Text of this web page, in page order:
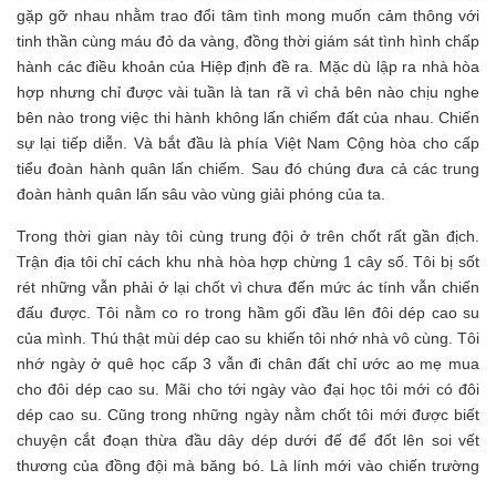
gặp gỡ nhau nhằm trao đổi tâm tình mong muốn cảm thông với
tinh thần cùng máu đỏ da vàng, đồng thời giám sát tình hình chấp
hành các điều khoản của Hiệp định đề ra. Mặc dù lập ra nhà hòa
hợp nhưng chỉ được vài tuần là tan rã vì chả bên nào chịu nghe
bên nào trong việc thi hành không lấn chiếm đất của nhau. Chiến
sự lại tiếp diễn. Và bắt đầu là phía Việt Nam Cộng hòa cho cấp
tiểu đoàn hành quân lấn chiếm. Sau đó chúng đưa cả các trung
đoàn hành quân lấn sâu vào vùng giải phóng của ta.
Trong thời gian này tôi cùng trung đội ở trên chốt rất gần địch.
Trận địa tôi chỉ cách khu nhà hòa hợp chừng 1 cây số. Tôi bị sốt
rét những vẫn phải ở lại chốt vì chưa đến mức ác tính vẫn chiến
đấu được. Tôi nằm co ro trong hầm gối đầu lên đôi dép cao su
của mình. Thú thật mùi dép cao su khiến tôi nhớ nhà vô cùng. Tôi
nhớ ngày ở quê học cấp 3 vẫn đi chân đất chỉ ước ao mẹ mua
cho đôi dép cao su. Mãi cho tới ngày vào đại học tôi mới có đôi
dép cao su. Cũng trong những ngày nằm chốt tôi mới được biết
chuyện cắt đoạn thừa đầu dây dép dưới đế để đốt lên soi vết
thương của đồng đội mà băng bó. Là lính mới vào chiến trường